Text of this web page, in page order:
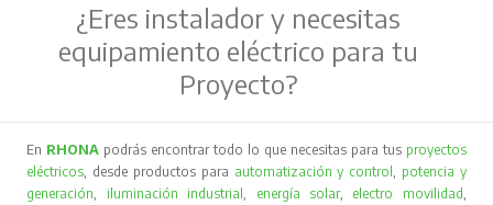
¿Eres instalador y necesitas
equipamiento eléctrico para tu
Proyecto?
En RHONA podrás encontrar todo lo que necesitas para tus proyectos
eléctricos , desde productos para automatización y control
potencia y
generación
iluminación industrial energía solar, electro movilidad